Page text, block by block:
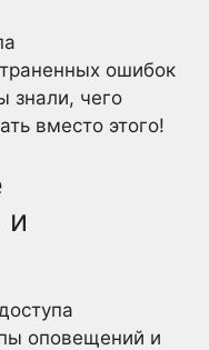
ошибок
знали, чего
вместо этого!
и
оповещений и